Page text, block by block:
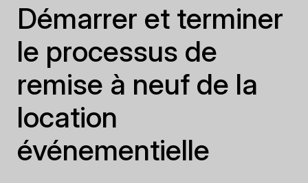
Démarrer et terminer
le processus de
remise à neuf de la
location
événementielle